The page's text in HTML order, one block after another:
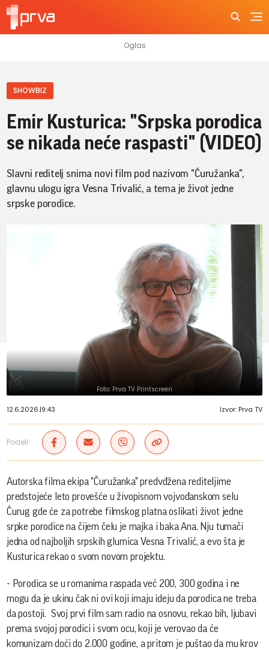
SHOWBIZ
Emir Kusturica: "Srpska porodica
se nikada neće raspasti" (VIDEO)
Slavni reditelj snima novi film pod nazivom "Čuružanka",
glavnu ulogu igra Vesna Trivalić, a tema je život jedne
srpske porodice.
Foto: Prva TV Printscreen
12.6.2026.|9:43 Izvor: Prva TV
Podeli:
Autorska filma ekipa "Čuružanka" predvđžena rediteljime
predstojeće leto provešće u živopisnom vojvođanskom selu
Čurug gde će za potrebe filmskog platna oslikati život jedne
srpke porodice na čijem čelu je majka i baka Ana. Nju tumači
jedna od najboljih srpskih glumica Vesna Trivalić, a evo šta je
Kusturica rekao o svom novom projektu.
- Porodica se u romanima raspada već 200, 300 godina i ne
mogu da je ukinu čak ni ovi koji imaju ideju da porodica ne treba
da postoji. Svoj prvi film sam radio na osnovu, rekao bih, ljubavi
prema svojoj porodici i svom ocu, koji je verovao da će
komunizam doći do 2.000 godine, a pritom je puštao da mu krov